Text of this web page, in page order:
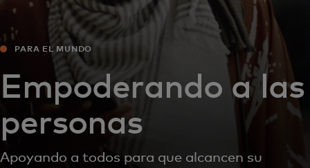
PARA EL MUNDO
Empoderando a las
personas
Apoyando a todos para que alcancen su